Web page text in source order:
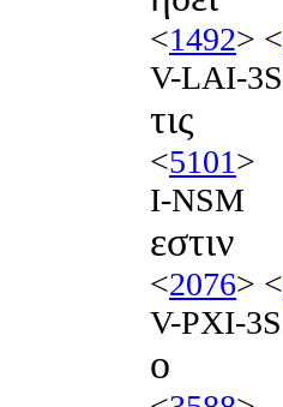
<1492> <
V-LAI-3S
τις
<5101>
I-NSM
εστιν
<2076> <
V-PXI-3S
ο